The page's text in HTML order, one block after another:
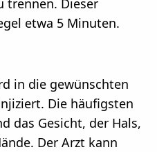
trennen. Dieser
etwa 5 Minuten.
in die gewünschten
Die häufigsten
das Gesicht, der Hals,
Der Arzt kann